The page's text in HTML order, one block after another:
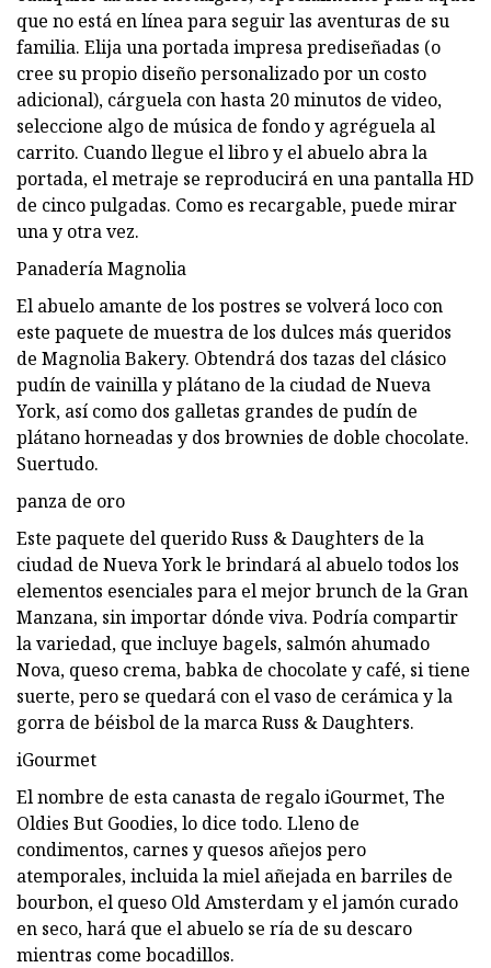
que no está en línea para seguir las aventuras de su
familia. Elija una portada impresa prediseñadas (o
cree su propio diseño personalizado por un costo
adicional), cárguela con hasta 20 minutos de video,
seleccione algo de música de fondo y agréguela al
carrito. Cuando llegue el libro y el abuelo abra la
portada, el metraje se reproducirá en una pantalla HD
de cinco pulgadas. Como es recargable, puede mirar
una y otra vez.
Panadería Magnolia
El abuelo amante de los postres se volverá loco con
este paquete de muestra de los dulces más queridos
de Magnolia Bakery. Obtendrá dos tazas del clásico
pudín de vainilla y plátano de la ciudad de Nueva
York, así como dos galletas grandes de pudín de
plátano horneadas y dos brownies de doble chocolate.
Suertudo.
panza de oro
Este paquete del querido Russ & Daughters de la
ciudad de Nueva York le brindará al abuelo todos los
elementos esenciales para el mejor brunch de la Gran
Manzana, sin importar dónde viva. Podría compartir
la variedad, que incluye bagels, salmón ahumado
Nova, queso crema, babka de chocolate y café, si tiene
suerte, pero se quedará con el vaso de cerámica y la
gorra de béisbol de la marca Russ & Daughters.
iGourmet
El nombre de esta canasta de regalo iGourmet, The
Oldies But Goodies, lo dice todo. Lleno de
condimentos, carnes y quesos añejos pero
atemporales, incluida la miel añejada en barriles de
bourbon, el queso Old Amsterdam y el jamón curado
en seco, hará que el abuelo se ría de su descaro
mientras come bocadillos.